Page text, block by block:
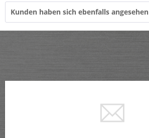
Kunden haben sich ebenfalls angesehen